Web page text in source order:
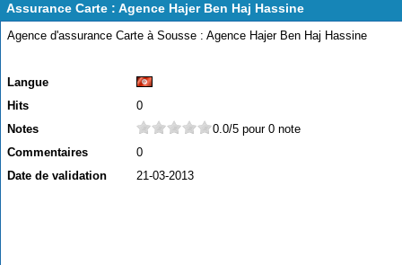
Assurance Carte : Agence Hajer Ben Haj Hassine
Agence d'assurance Carte à Sousse : Agence Hajer Ben Haj Hassine
Langue
Hits
0
Notes
0.0/5 pour 0 note
Commentaires
0
Date de validation
21-03-2013